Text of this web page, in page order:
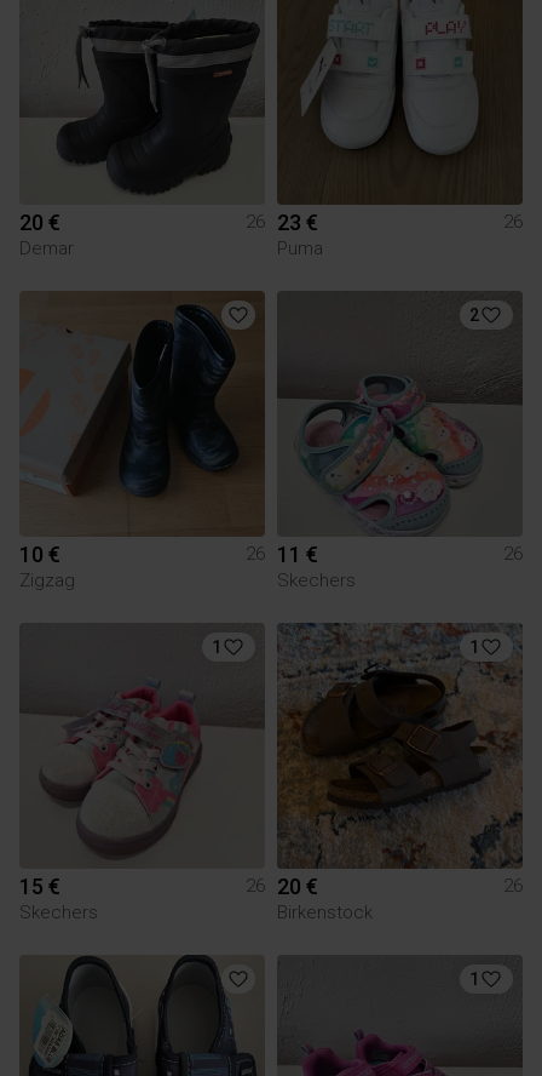
20 €
26
Demar
23 €
26
Puma
10 €
26
Zigzag
2
11 €
26
Skechers
1
15 €
26
Skechers
1
20 €
26
Birkenstock
1